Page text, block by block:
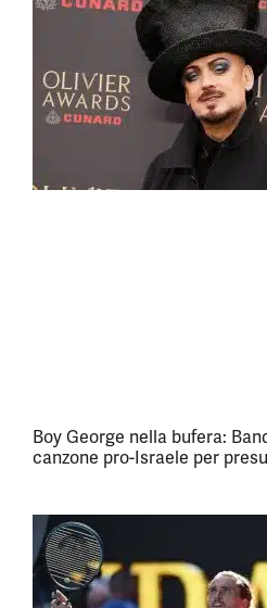
Boy George nella bufera:
canzone pro-Israele per